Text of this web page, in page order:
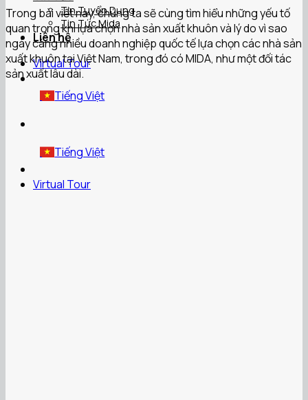
Tin Tuyển Dụng
Tin Tức Mida
Liên hệ
Virtual Tour
Tiếng Việt
Tiếng Việt
Virtual Tour
Trong bài viết này, chúng ta sẽ cùng tìm hiểu những yếu tố
quan trọng khi lựa chọn nhà sản xuất khuôn và lý do vì sao
ngày càng nhiều doanh nghiệp quốc tế lựa chọn các nhà sản
xuất khuôn tại Việt Nam, trong đó có MIDA, như một đối tác
sản xuất lâu dài.